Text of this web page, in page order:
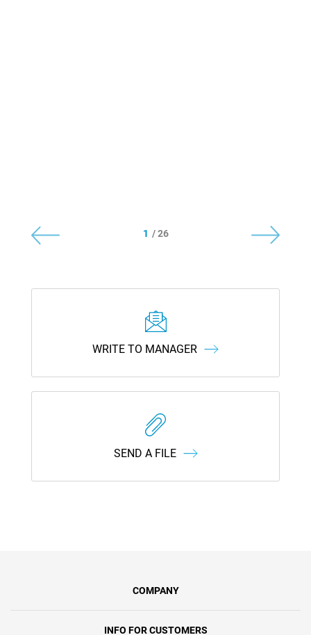
1 / 26
WRITE TO MANAGER
SEND A FILE
COMPANY
INFO FOR CUSTOMERS